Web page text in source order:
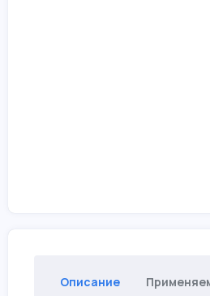
Описание